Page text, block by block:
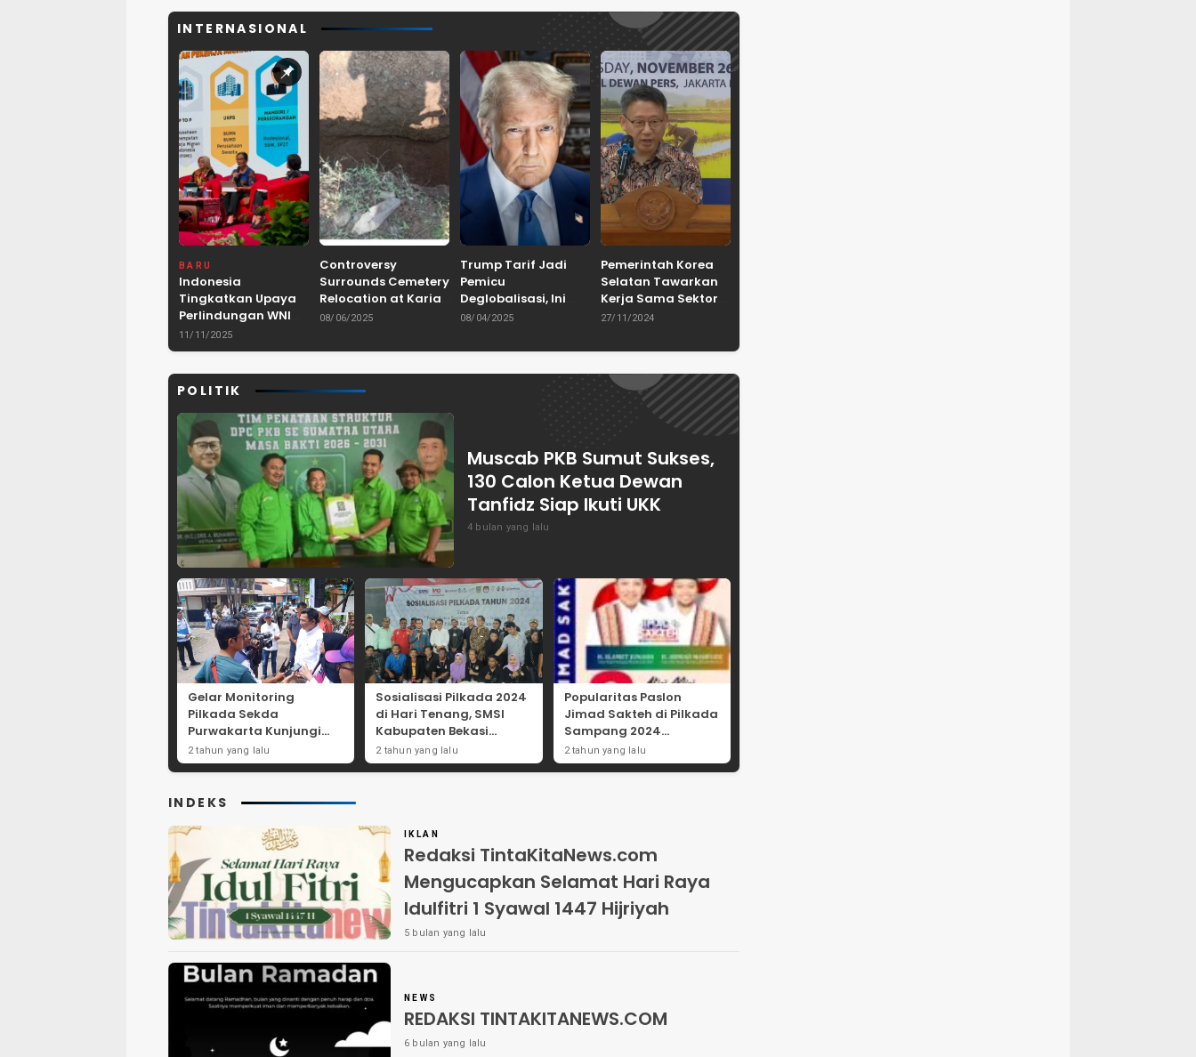
INTERNASIONAL
BARU
Indonesia
Tingkatkan Upaya
Perlindungan WNI
dan Pemberantasan
TPPO di Asia
11/11/2025
Controversy
Surrounds Cemetery
Relocation at Karian
Dam Project in
08/06/2025
Trump Tarif Jadi
Pemicu
Deglobalisasi, Ini
Ulasan Tajam dari
ASPRINDO
08/04/2025
Pemerintah Korea
Selatan Tawarkan
Kerja Sama Sektor
Pertanian untuk
Pangan Indonesia
27/11/2024
POLITIK
Muscab PKB Sumut Sukses,
130 Calon Ketua Dewan
Tanfidz Siap Ikuti UKK
4 bulan yang lalu
Gelar Monitoring
Pilkada Sekda
Purwakarta Kunjungi
Beberapa TPS Yang Ada
Di Purwakarta
2 tahun yang lalu
Sosialisasi Pilkada 2024
di Hari Tenang, SMSI
Kabupaten Bekasi
Dorong Angka
Partisipasi Masyarakat
2 tahun yang lalu
Popularitas Paslon
Jimad Sakteh di Pilkada
Sampang 2024
Didorong Kebijakan
Populis dan Dukungan
2 tahun yang lalu
INDEKS
IKLAN
Redaksi TintaKitaNews.com
Mengucapkan Selamat Hari Raya
Idulfitri 1 Syawal 1447 Hijriyah
5 bulan yang lalu
NEWS
REDAKSI TINTAKITANEWS.COM
6 bulan yang lalu